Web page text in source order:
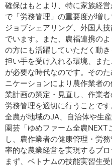
確保はもとより、特に家族経
で「労務管理」の重要度が増
ジョブシェアリング、外国人
でいます。また、農福連携の
の方にも活躍していただく動
担い手を受け入れる環境、ま
が必要な時代なのです。その
ニケーションにより農作業者
業計画の策定・見直し、作業
労務管理を適切に行うことで
全農が地域のJA、自治体や生
園芸「ゆめファーム全農NEXT
し、農作業者の健康管理・労
率的な農業経営を実現するプロ
まず、ベトナムの技能実習生